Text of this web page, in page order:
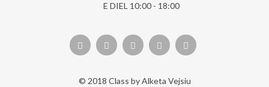
E DIEL 10:00 - 18:00
© 2018 Class by Alketa Vejsiu